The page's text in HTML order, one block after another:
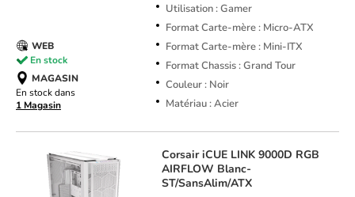
Utilisation : Gamer
Format Carte-mère : Micro-ATX
Format Carte-mère : Mini-ITX
Format Chassis : Grand Tour
Couleur : Noir
Matériau : Acier
WEB
En stock
MAGASIN
En stock dans
1 Magasin
CorsairiCUE LINK 9000D RGB
AIRFLOW Blanc-
ST/SansAlim/ATX